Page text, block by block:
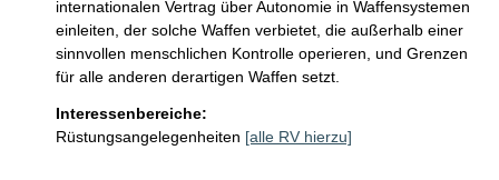
internationalen Vertrag über Autonomie in Waffensystemen
einleiten, der solche Waffen verbietet, die außerhalb einer
sinnvollen menschlichen Kontrolle operieren, und Grenzen
für alle anderen derartigen Waffen setzt.
Interessenbereiche:
Rüstungsangelegenheiten [alle RV hierzu]